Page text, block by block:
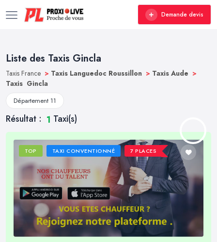
Demande devis
Liste des Taxis Gincla
Taxis France > Taxis Languedoc Roussillon > Taxis Aude >
Taxis Gincla
Département 11
Résultat : 1 Taxi(s)
TOP TAXI CONVENTIONNÉ 7 PLACES